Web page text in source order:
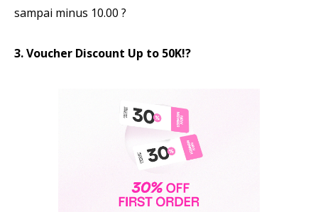
sampai minus 10.00 ?
3. Voucher Discount Up to 50K!?️